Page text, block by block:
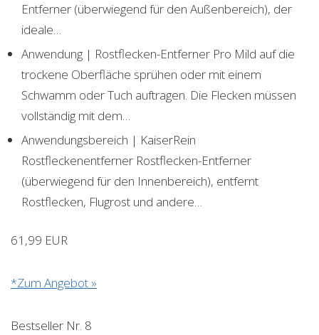
Entferner (überwiegend für den Außenbereich), der
ideale…
Anwendung | Rostflecken-Entferner Pro Mild auf die
trockene Oberfläche sprühen oder mit einem
Schwamm oder Tuch auftragen. Die Flecken müssen
vollständig mit dem…
Anwendungsbereich | KaiserRein
Rostfleckenentferner Rostflecken-Entferner
(überwiegend für den Innenbereich), entfernt
Rostflecken, Flugrost und andere…
61,99 EUR
*Zum Angebot »
Bestseller Nr. 8